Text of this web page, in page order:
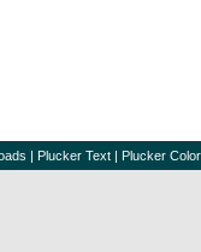
| Plucker Text | Plucker Color